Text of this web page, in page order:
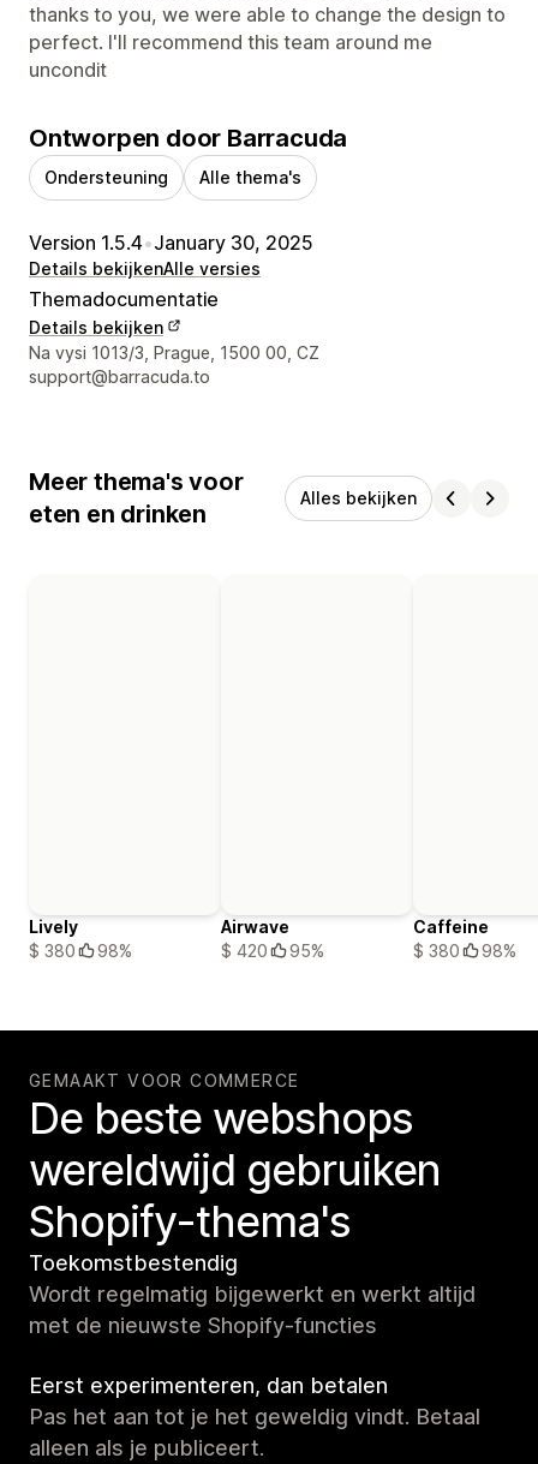
thanks to you, we were able to change the design to
perfect. I'll recommend this team around me
uncondit
Ontworpen door Barracuda
Ondersteuning Alle thema's
Version 1.5.4•January 30, 2025
Details bekijkenAlle versies
Themadocumentatie
Details bekijken
Contactgegevens ontwerper
Na vysi 1013/3, Prague, 1500 00, CZ
support@barracuda.to
Meer thema's voor
eten en drinken
Alles bekijken
Lively
$ 380
98%
Airwave
$ 420
95%
Caffeine
$ 380
98%
GEMAAKT VOOR COMMERCE
De beste webshops
wereldwijd gebruiken
Shopify-thema's
Toekomstbestendig
Wordt regelmatig bijgewerkt en werkt altijd
met de nieuwste Shopify-functies
Eerst experimenteren, dan betalen
Pas het aan tot je het geweldig vindt. Betaal
alleen als je publiceert.